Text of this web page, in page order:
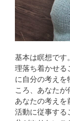
基本は瞑想です
理落ち着かせる
に自分の考えを
ころ、あなたが
あなたの考えを
活動に従事する